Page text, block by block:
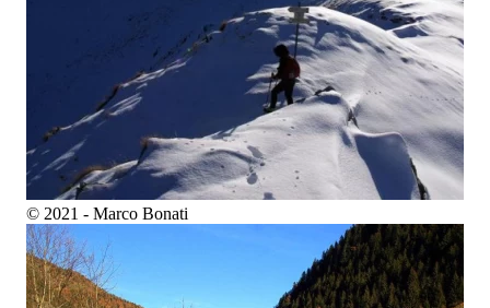
© 2021 - Marco Bonati